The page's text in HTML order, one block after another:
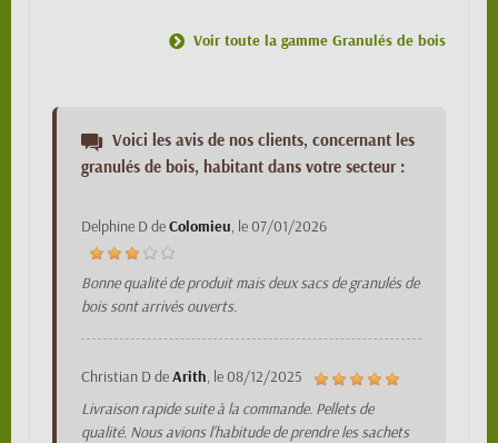
Voir toute la gamme Granulés de bois
Voici les avis de nos clients, concernant les
granulés de bois, habitant dans votre secteur :
Delphine DdeColomieu, le07/01/2026
Bonne qualité de produit mais deux sacs de granulés de
bois sont arrivés ouverts.
Christian DdeArith, le08/12/2025
Livraison rapide suite à la commande. Pellets de
qualité. Nous avions l'habitude de prendre les sachets